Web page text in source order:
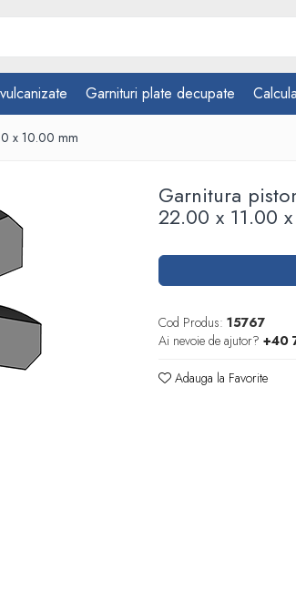
Garnituri plate decupate
x 10.00 mm
Garnitura
22.00 x 11.00
Cod Produs: 15767
Ai nevoie de ajutor? +40
Adauga la Favorite